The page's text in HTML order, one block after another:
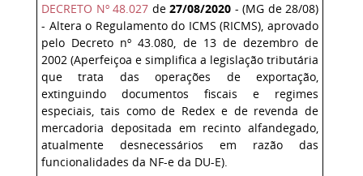
DECRETO Nº 48.027 de 27/08/2020 - (MG de 28/08)
- Altera o Regulamento do ICMS (RICMS), aprovado
pelo Decreto nº 43.080, de 13 de dezembro de
2002 (Aperfeiçoa e simplifica a legislação tributária
que trata das operações de exportação,
extinguindo documentos fiscais e regimes
especiais, tais como de Redex e de revenda de
mercadoria depositada em recinto alfandegado,
atualmente desnecessários em razão das
funcionalidades da NF-e da DU-E).